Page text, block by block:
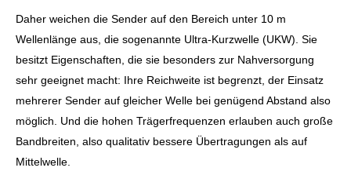
Daher weichen die Sender auf den Bereich unter 10 m
Wellenlänge aus, die sogenannte Ultra-Kurzwelle (UKW). Sie
besitzt Eigenschaften, die sie besonders zur Nahversorgung
sehr geeignet macht: Ihre Reichweite ist begrenzt, der Einsatz
mehrerer Sender auf gleicher Welle bei genügend Abstand also
möglich. Und die hohen Trägerfrequenzen erlauben auch große
Bandbreiten, also qualitativ bessere Übertragungen als auf
Mittelwelle.